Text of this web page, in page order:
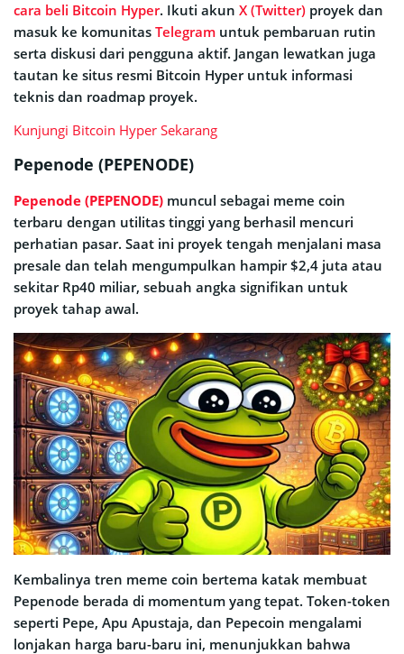
cara beli Bitcoin Hyper. Ikuti akun X (Twitter) proyek dan
masuk ke komunitas Telegram untuk pembaruan rutin
serta diskusi dari pengguna aktif. Jangan lewatkan juga
tautan ke situs resmi Bitcoin Hyper untuk informasi
teknis dan roadmap proyek.
Kunjungi Bitcoin Hyper Sekarang
Pepenode (PEPENODE)
Pepenode (PEPENODE) muncul sebagai meme coin
terbaru dengan utilitas tinggi yang berhasil mencuri
perhatian pasar. Saat ini proyek tengah menjalani masa
presale dan telah mengumpulkan hampir $2,4 juta atau
sekitar Rp40 miliar, sebuah angka signifikan untuk
proyek tahap awal.
Kembalinya tren meme coin bertema katak membuat
Pepenode berada di momentum yang tepat. Token-token
seperti Pepe, Apu Apustaja, dan Pepecoin mengalami
lonjakan harga baru-baru ini, menunjukkan bahwa